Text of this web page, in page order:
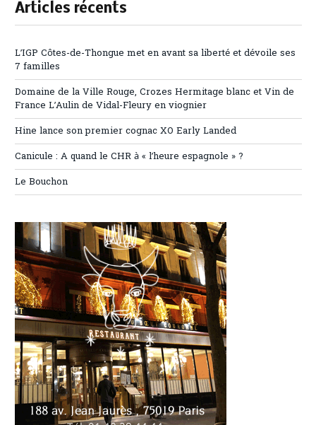
Articles récents
L’IGP Côtes-de-Thongue met en avant sa liberté et dévoile ses
7 familles
Domaine de la Ville Rouge, Crozes Hermitage blanc et Vin de
France L’Aulin de Vidal-Fleury en viognier
Hine lance son premier cognac XO Early Landed
Canicule : A quand le CHR à « l’heure espagnole » ?
Le Bouchon